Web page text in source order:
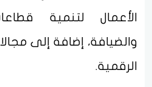
الأعمال لتنمية
والضيافة، إضافة إلى
الرقمية.